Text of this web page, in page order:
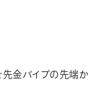
先金パイプの先端